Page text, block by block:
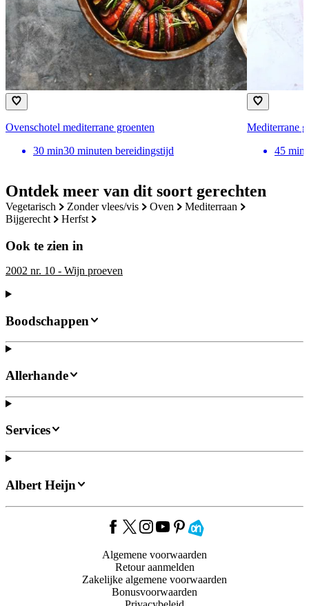
Ontdek meer van dit soort gerechten
vegetarisch zonder vlees/vis oven
mediterraan
bijgerecht
herfst
Ook te zien in
2002 nr. 10 - Wijn proeven
Ovenschotel mediterrane groenten
30 min30 minuten bereidingstijd
Mediterrane
45 min
Boodschappen
Allerhande
Services
Albert Heijn
Algemene voorwaarden
Retour aanmelden
Zakelijke algemene voorwaarden
Bonusvoorwaarden